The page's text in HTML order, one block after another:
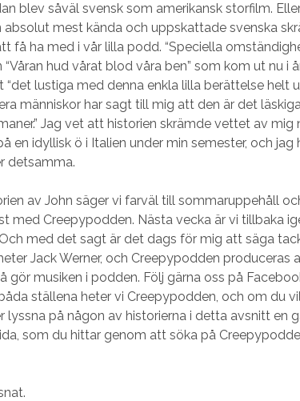
blev såväl svensk som amerikansk storfilm.
absolut mest kända och uppskattade svenska
få ha med i vår lilla podd. “Speciella
hud vårat blod våra ben” som kom ut nu i
“det lustiga med denna enkla lilla berättelse helt
människor har sagt till mig att den är det
Jag vet att historien skrämde vettet av mig
en idyllisk ö i Italien under min semester, och jag
detsamma.
av John säger vi farväl till sommaruppehåll
med Creepypodden. Nästa vecka är vi tillbaka
med det sagt är det dags för mig att säga
Jack Werner, och Creepypodden produceras
gör musiken i podden. Följ gärna oss på
ställena heter vi Creepypodden, och om du
lyssna på någon av historierna i detta avsnitt en
som du hittar genom att söka på